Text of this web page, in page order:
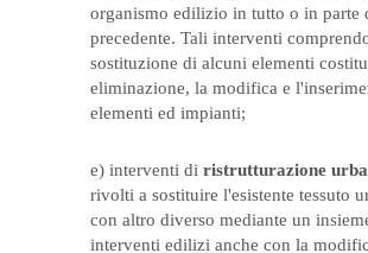
organismo edilizio in tutto o in parte
precedente. Tali interventi
sostituzione di alcuni elementi
eliminazione, la modifica e
elementi ed impianti;
e) interventi di ristrutturazione
rivolti a sostituire l'esistente tessuto
con altro diverso mediante un
interventi edilizi anche con la